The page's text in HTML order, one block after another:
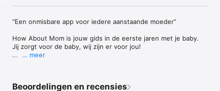
“Een onmisbare app voor iedere aanstaande moeder”
How About Mom is jouw gids in de eerste jaren met je baby.
Jij zorgt voor de baby, wij zijn er voor jou!
- Wordt aangeraden door verloskundigen en
… meer
Beoordelingen en recensies